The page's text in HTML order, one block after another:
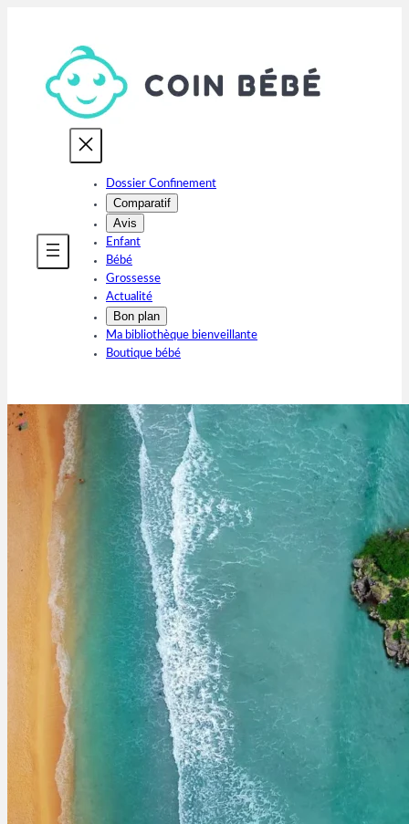
contenu
Dossier Confinement
Comparatif
Avis
Enfant
Bébé
Grossesse
Actualité
Bon plan
Ma bibliothèque bienveillante
Boutique bébé